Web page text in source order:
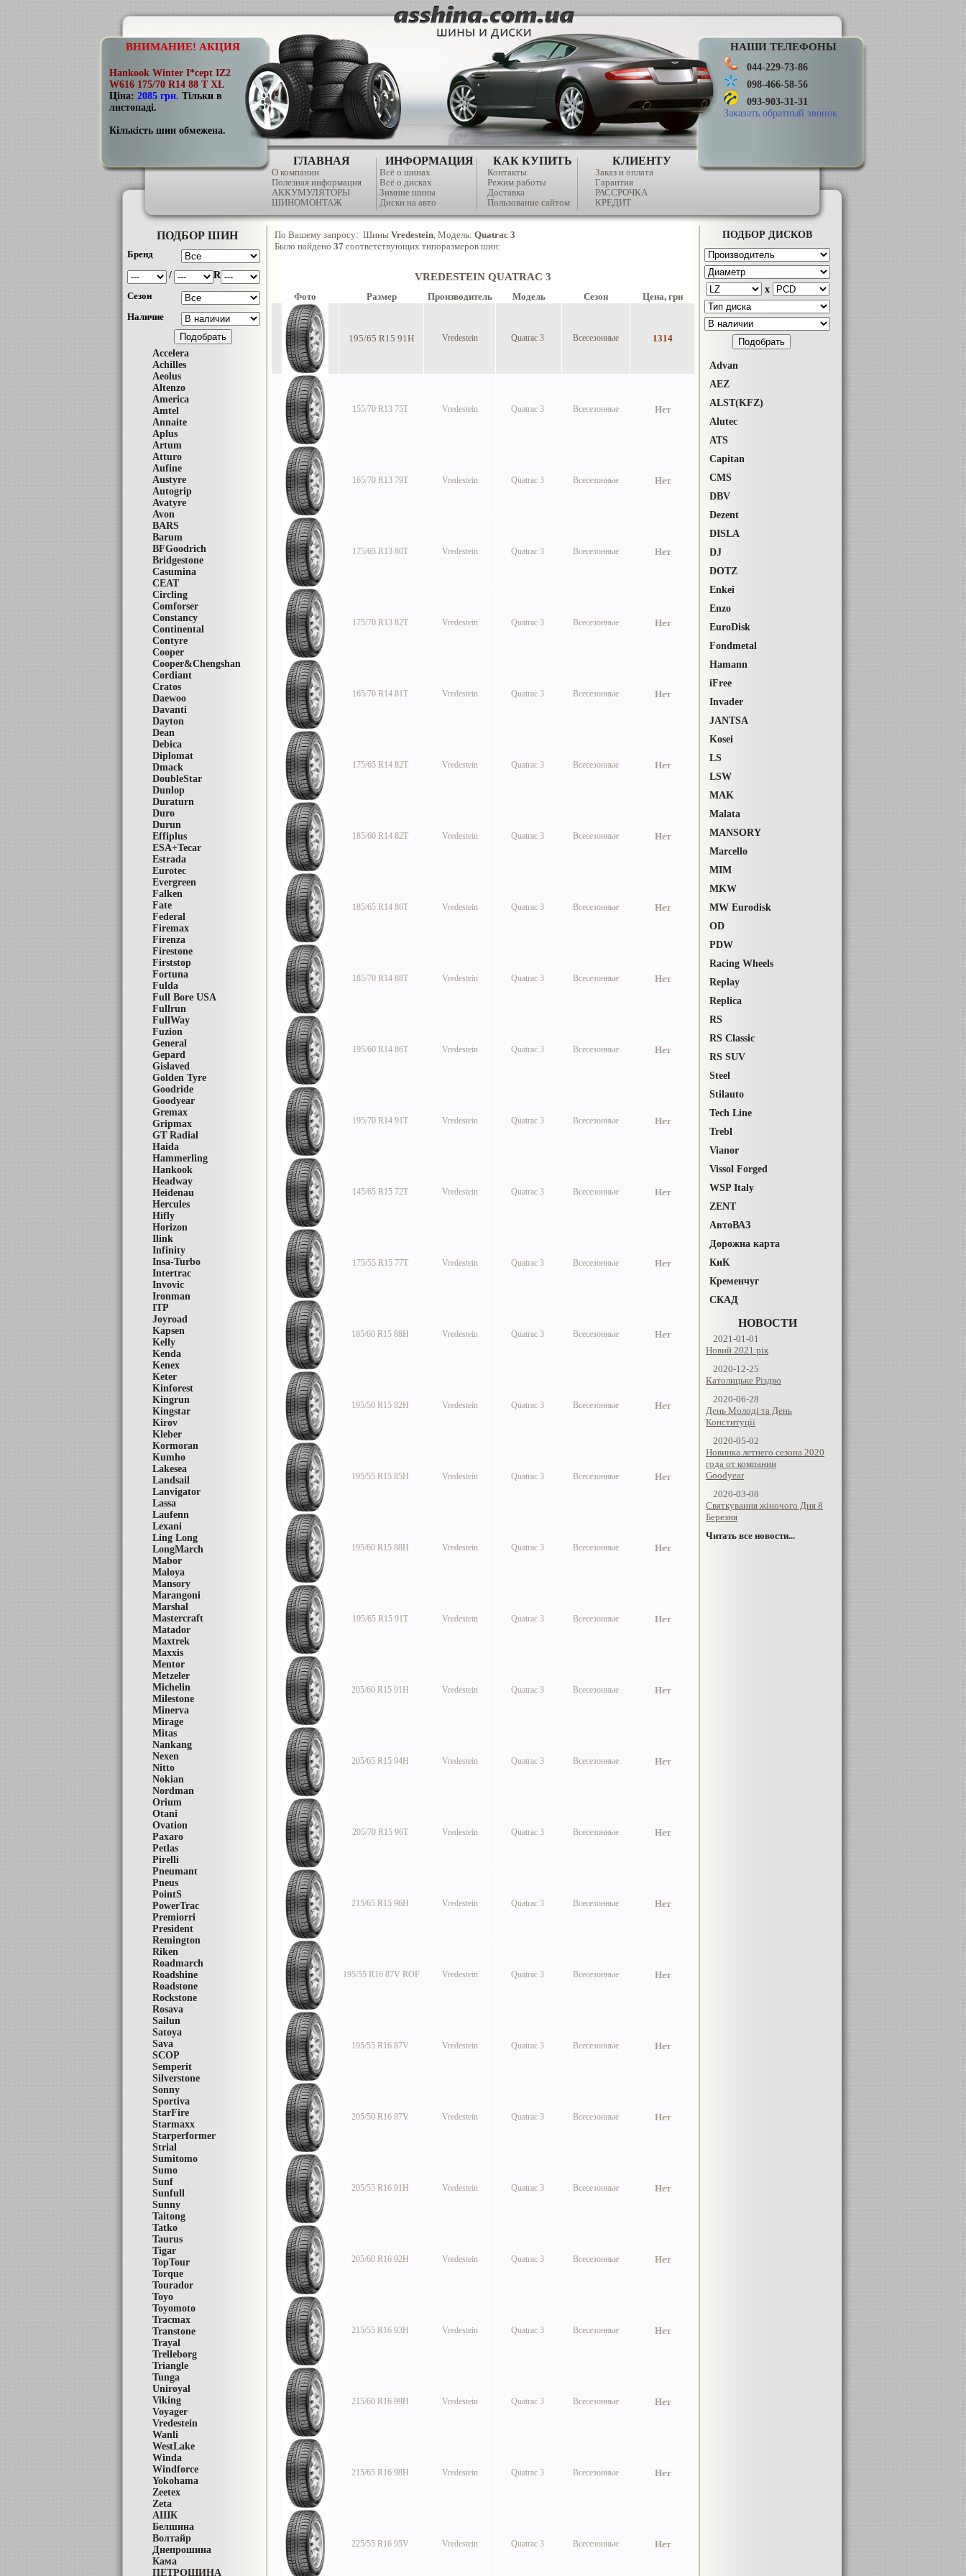
ВНИМАНИЕ! АКЦИЯ
Hankook Winter I*cept IZ2
W616 175/70 R14 88 T XL
Ціна: 2085 грн. Тільки в
листопаді.
Кількість шин обмежена.
НАШИ ТЕЛЕФОНЫ
044-229-73-86
098-466-58-56
093-903-31-31
Заказать обратный звонок
ГЛАВНАЯ
О компании
Полезная информация
АККУМУЛЯТОРЫ
ШИНОМОНТАЖ
ИНФОРМАЦИЯ
Всё о шинах
Всё о дисках
Зимние шины
Диски на авто
КАК КУПИТЬ
Контакты
Режим работы
Доставка
Пользование сайтом
КЛИЕНТУ
Заказ и оплата
Гарантия
РАССРОЧКА
КРЕДИТ
ПОДБОР ШИН
Бренд
/
R
Сезон
Наличие
Accelera
Achilles
Aeolus
Altenzo
America
Amtel
Annaite
Aplus
Artum
Atturo
Aufine
Austyre
Autogrip
Avatyre
Avon
BARS
Barum
BFGoodrich
Bridgestone
Casumina
CEAT
Circling
Comforser
Constancy
Continental
Contyre
Cooper
Cooper&Chengshan
Cordiant
Cratos
Daewoo
Davanti
Dayton
Dean
Debica
Diplomat
Dmack
DoubleStar
Dunlop
Duraturn
Duro
Durun
Effiplus
ESA+Tecar
Estrada
Eurotec
Evergreen
Falken
Fate
Federal
Firemax
Firenza
Firestone
Firststop
Fortuna
Fulda
Full Bore USA
Fullrun
FullWay
Fuzion
General
Gepard
Gislaved
Golden Tyre
Goodride
Goodyear
Gremax
Gripmax
GT Radial
Haida
Hammerling
Hankook
Headway
Heidenau
Hercules
Hifly
Horizon
Ilink
Infinity
Insa-Turbo
Intertrac
Invovic
Ironman
ITP
Joyroad
Kapsen
Kelly
Kenda
Kenex
Keter
Kinforest
Kingrun
Kingstar
Kirov
Kleber
Kormoran
Kumho
Lakesea
Landsail
Lanvigator
Lassa
Laufenn
Lexani
Ling Long
LongMarch
Mabor
Maloya
Mansory
Marangoni
Marshal
Mastercraft
Matador
Maxtrek
Maxxis
Mentor
Metzeler
Michelin
Milestone
Minerva
Mirage
Mitas
Nankang
Nexen
Nitto
Nokian
Nordman
Orium
Otani
Ovation
Paxaro
Petlas
Pirelli
Pneumant
Pneus
PointS
PowerTrac
Premiorri
President
Remington
Riken
Roadmarch
Roadshine
Roadstone
Rockstone
Rosava
Sailun
Satoya
Sava
SCOP
Semperit
Silverstone
Sonny
Sportiva
StarFire
Starmaxx
Starperformer
Strial
Sumitomo
Sumo
Sunf
Sunfull
Sunny
Taitong
Tatko
Taurus
Tigar
TopTour
Torque
Tourador
Toyo
Toyomoto
Tracmax
Transtone
Trayal
Trelleborg
Triangle
Tunga
Uniroyal
Viking
Voyager
Vredestein
Wanli
WestLake
Winda
Windforce
Yokohama
Zeetex
Zeta
АШК
Белшина
Волтайр
Днепрошина
Кама
ПЕТРОШИНА
По Вашему запросу: Шины Vredestein, Модель: Quatrac 3
Было найдено 37 соответствующих типоразмеров шин:
VREDESTEIN QUATRAC 3
Фото Размер Производитель Модель Сезон Цена, грн
195/65 R15 91H Vredestein Quatrac 3 Всесезонные 1314
155/70 R13 75T Vredestein Quatrac 3 Всесезонные Нет
165/70 R13 79T Vredestein Quatrac 3 Всесезонные Нет
175/65 R13 80T Vredestein Quatrac 3 Всесезонные Нет
175/70 R13 82T Vredestein Quatrac 3 Всесезонные Нет
165/70 R14 81T Vredestein Quatrac 3 Всесезонные Нет
175/65 R14 82T Vredestein Quatrac 3 Всесезонные Нет
185/60 R14 82T Vredestein Quatrac 3 Всесезонные Нет
185/65 R14 86T Vredestein Quatrac 3 Всесезонные Нет
185/70 R14 88T Vredestein Quatrac 3 Всесезонные Нет
195/60 R14 86T Vredestein Quatrac 3 Всесезонные Нет
195/70 R14 91T Vredestein Quatrac 3 Всесезонные Нет
145/65 R15 72T Vredestein Quatrac 3 Всесезонные Нет
175/55 R15 77T Vredestein Quatrac 3 Всесезонные Нет
185/60 R15 88H Vredestein Quatrac 3 Всесезонные Нет
195/50 R15 82H Vredestein Quatrac 3 Всесезонные Нет
195/55 R15 85H Vredestein Quatrac 3 Всесезонные Нет
195/60 R15 88H Vredestein Quatrac 3 Всесезонные Нет
195/65 R15 91T Vredestein Quatrac 3 Всесезонные Нет
205/60 R15 91H Vredestein Quatrac 3 Всесезонные Нет
205/65 R15 94H Vredestein Quatrac 3 Всесезонные Нет
205/70 R15 96T Vredestein Quatrac 3 Всесезонные Нет
215/65 R15 96H Vredestein Quatrac 3 Всесезонные Нет
195/55 R16 87V ROF Vredestein Quatrac 3 Всесезонные Нет
195/55 R16 87V Vredestein Quatrac 3 Всесезонные Нет
205/50 R16 87V Vredestein Quatrac 3 Всесезонные Нет
205/55 R16 91H Vredestein Quatrac 3 Всесезонные Нет
205/60 R16 92H Vredestein Quatrac 3 Всесезонные Нет
215/55 R16 93H Vredestein Quatrac 3 Всесезонные Нет
215/60 R16 99H Vredestein Quatrac 3 Всесезонные Нет
215/65 R16 98H Vredestein Quatrac 3 Всесезонные Нет
225/55 R16 95V Vredestein Quatrac 3 Всесезонные Нет
ПОДБОР ДИСКОВ
x
Advan
AEZ
ALST(KFZ)
Alutec
ATS
Capitan
CMS
DBV
Dezent
DISLA
DJ
DOTZ
Enkei
Enzo
EuroDisk
Fondmetal
Hamann
iFree
Invader
JANTSA
Kosei
LS
LSW
MAK
Malata
MANSОRY
Marcello
MIM
MKW
MW Eurodisk
OD
PDW
Racing Wheels
Replay
Replica
RS
RS Classic
RS SUV
Steel
Stilauto
Tech Line
Trebl
Vianor
Vissol Forged
WSP Italy
ZENT
АвтоВАЗ
Дорожна карта
КиК
Кременчуг
СКАД
НОВОСТИ
2021-01-01
Новий 2021 рік
2020-12-25
Католицьке Різдво
2020-06-28
День Молоді та День
Конституції
2020-05-02
Новинка летнего сезона 2020
года от компании
Goodyear
2020-03-08
Святкування жіночого Дня 8
Березня
Читать все новости...